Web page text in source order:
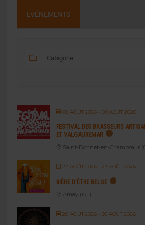
ÉVÉNEMENTS
08 AOÛT 2026- 09 AOÛT 2026
FESTIVAL DES BRASSEURS
ET VALGAUDEMAR
Saint-Bonnet-en-Champsaur
22 AOÛT 2026- 23 AOÛT 2026
BIÈRE D’ÊTRE BELGE
Amay (BE)
26 AOÛT 2026- 30 AOÛT 2026